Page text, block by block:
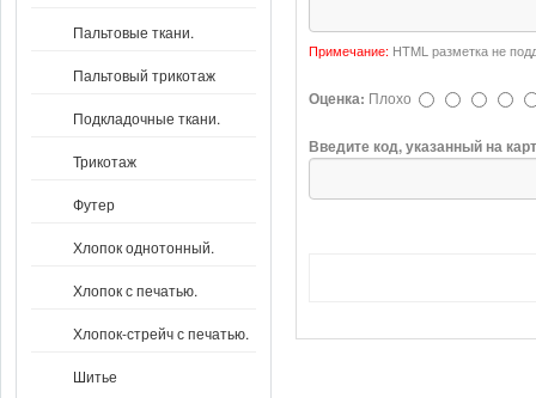
Пальтовые ткани.
Пальтовый трикотаж
Подкладочные ткани.
Трикотаж
Футер
Хлопок однотонный.
Хлопок с печатью.
Хлопок-стрейч с печатью.
Шитье
Примечание: HTML разметка не
Оценка: Плохо
Введите код, указанный на